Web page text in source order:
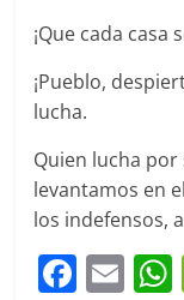
¡Que cada
¡Pueblo,
lucha.
Quien lucha por
levantamos en
los indefensos,
F E